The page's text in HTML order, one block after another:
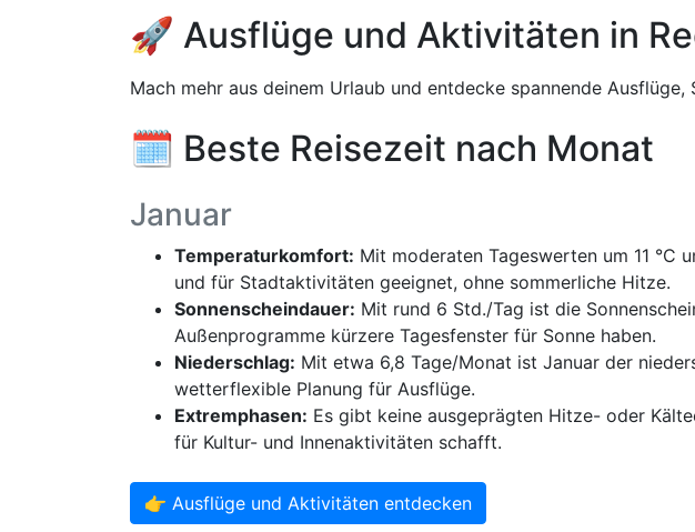
🚀 Ausflüge und Aktivitäten in
Mach mehr aus deinem Urlaub und entdecke spannende Ausflüge,
🗓️ Beste Reisezeit nach Monat
Januar
Temperaturkomfort: Mit moderaten Tageswerten um 11 °C
und für Stadtaktivitäten geeignet, ohne sommerliche Hitze.
Sonnenscheindauer: Mit rund 6 Std./Tag ist die
Außenprogramme kürzere Tagesfenster für Sonne haben.
Niederschlag: Mit etwa 6,8 Tage/Monat ist Januar der
wetterflexible Planung für Ausflüge.
Extremphasen: Es gibt keine ausgeprägten Hitze- oder
für Kultur- und Innenaktivitäten schafft.
👉 Ausflüge und Aktivitäten entdecken